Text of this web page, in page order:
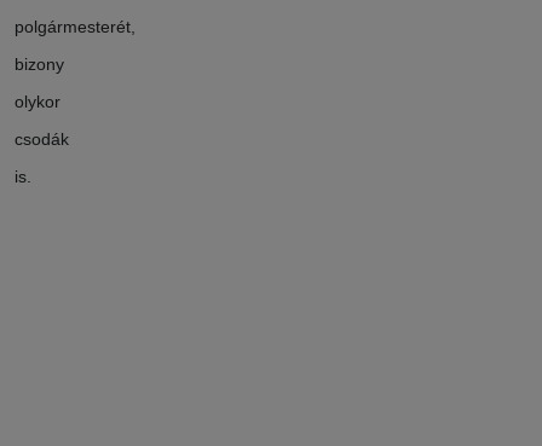
polgármesterét,
bizony
olykor
csodák
is.